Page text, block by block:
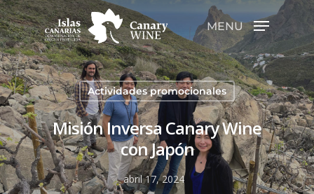
Hit enter to search or ESC to close
MENU
Actividades promocionales
Misión Inversa Canary Wine
con Japón
abril 17, 2024